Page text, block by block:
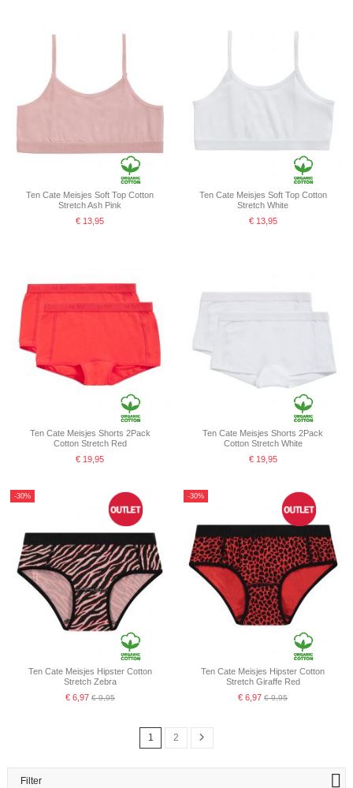
Ten Cate Meisjes Soft Top Cotton
Stretch Ash Pink
€ 13,95
Ten Cate Meisjes Soft Top Cotton
Stretch White
€ 13,95
Ten Cate Meisjes Shorts 2Pack
Cotton Stretch Red
€ 19,95
Ten Cate Meisjes Shorts 2Pack
Cotton Stretch White
€ 19,95
-30%
Ten Cate Meisjes Hipster Cotton
Stretch Zebra
€ 6,97 € 9,95
-30%
Ten Cate Meisjes Hipster Cotton
Stretch Giraffe Red
€ 6,97€ 9,95
1 2
Filter